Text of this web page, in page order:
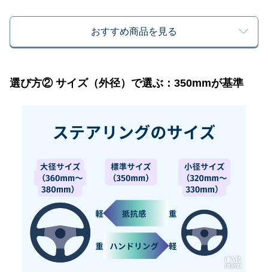
おすすめ商品を見る
選び方② サイズ（外径）で選ぶ：350mmが基準